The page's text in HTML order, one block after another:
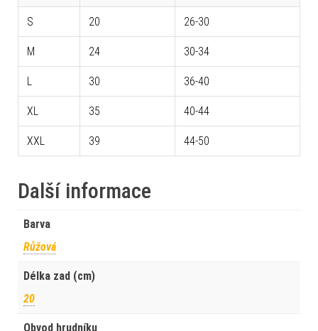
S 20 26-30
M 24 30-34
L 30 36-40
XL 35 40-44
XXL 39 44-50
Další informace
Barva
Růžová
Délka zad (cm)
20
Obvod hrudníku